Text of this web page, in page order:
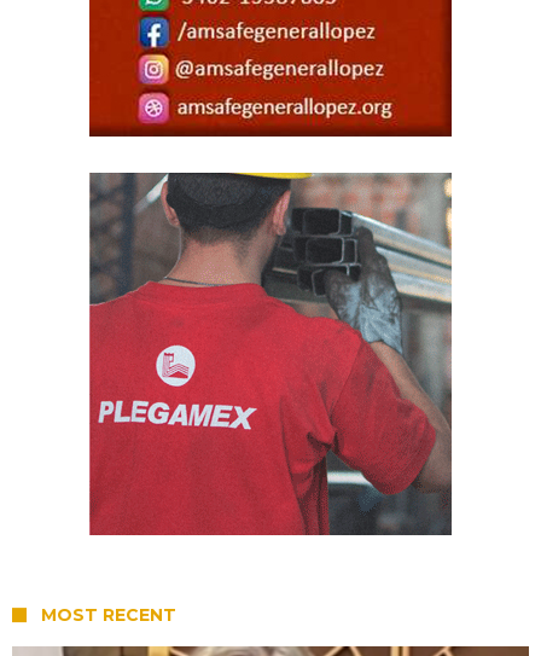
MOST RECENT